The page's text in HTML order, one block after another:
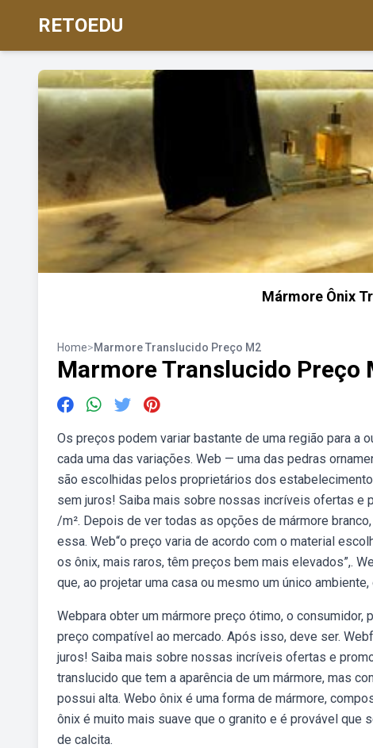
RETOEDU
Mármore Ônix
Home>Marmore Translucido Preço M2
Marmore Translucido Preço
Os preços podem variar bastante de uma região para a
cada uma das variações. Web — uma das pedras
são escolhidas pelos proprietários dos
sem juros! Saiba mais sobre nossas incríveis ofertas e
/m². Depois de ver todas as opções de mármore
essa. Web“o preço varia de acordo com o material
os ônix, mais raros, têm preços bem mais elevados”,.
que, ao projetar uma casa ou mesmo um único
Webpara obter um mármore preço ótimo, o
preço compatível ao mercado. Após isso, deve ser.
juros! Saiba mais sobre nossas incríveis ofertas e
translucido que tem a aparência de um mármore, mas
possui alta. Webo ônix é uma forma de mármore,
ônix é muito mais suave que o granito e é provável que
de calcita.